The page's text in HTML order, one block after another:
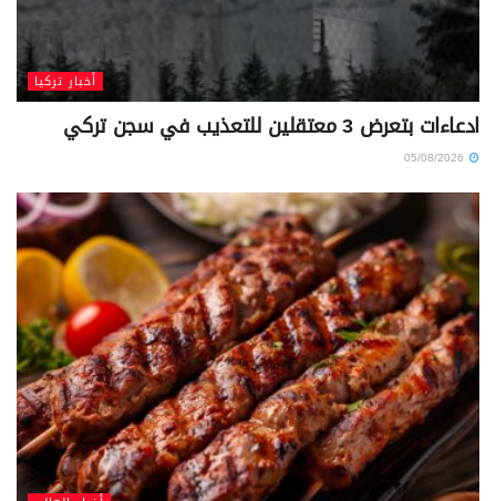
أخبار تركيا
ادعاءات بتعرض 3 معتقلين للتعذيب في سجن تركي